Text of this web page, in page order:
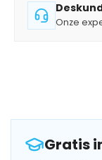
Onze
Gratis